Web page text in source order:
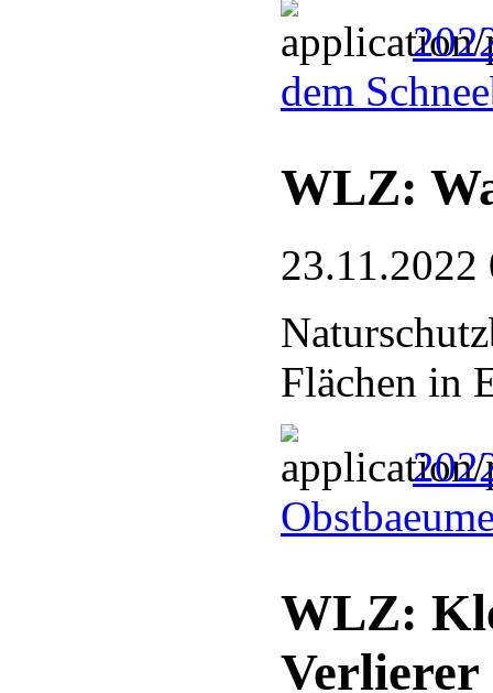
dem
WLZ:
23.11.2022
Flächen in
WLZ:
Verlierer